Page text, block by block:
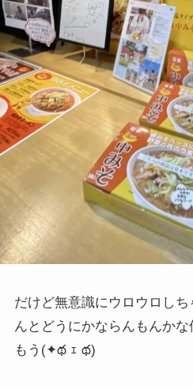
だけど無意識にウロウロし
んとどうにかならんもんかな
もう (✦థ ｪ థ)